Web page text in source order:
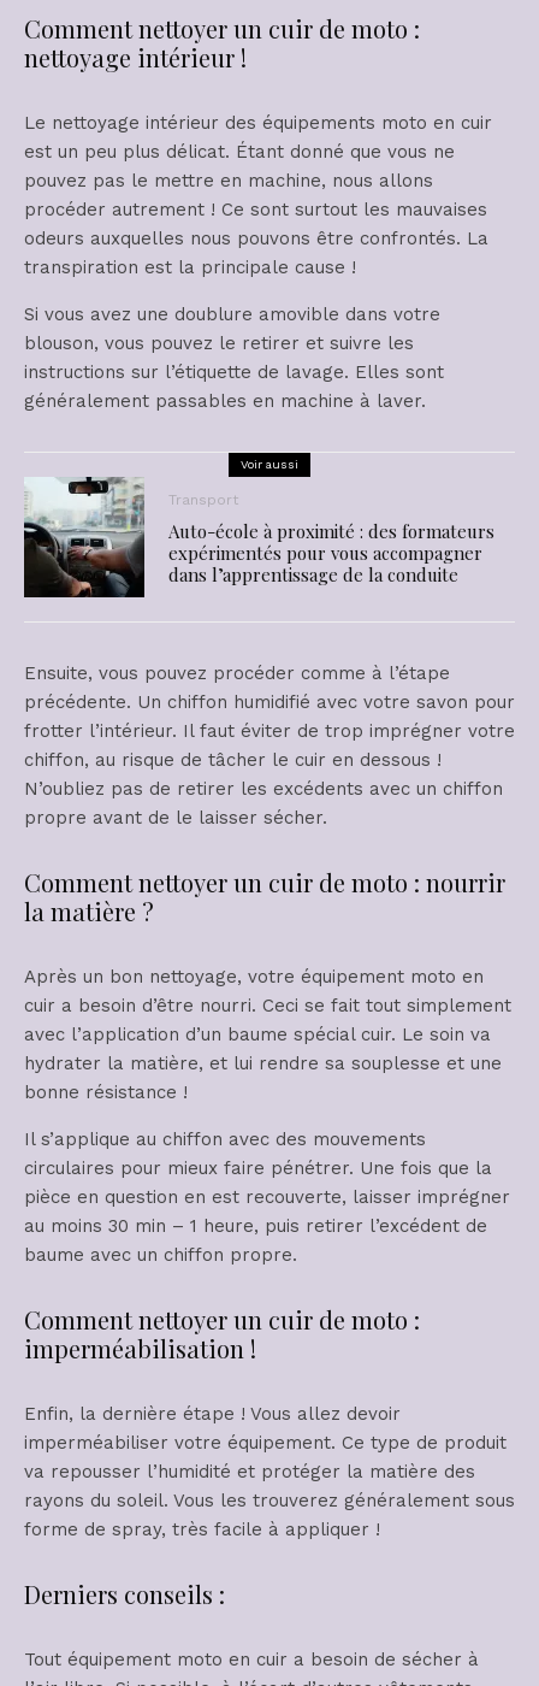
Comment nettoyer un cuir de moto :
nettoyage intérieur !
Le nettoyage intérieur des équipements moto en cuir
est un peu plus délicat. Étant donné que vous ne
pouvez pas le mettre en machine, nous allons
procéder autrement ! Ce sont surtout les mauvaises
odeurs auxquelles nous pouvons être confrontés. La
transpiration est la principale cause !
Si vous avez une doublure amovible dans votre
blouson, vous pouvez le retirer et suivre les
instructions sur l’étiquette de lavage. Elles sont
généralement passables en machine à laver.
Voir aussi
Transport
Auto-école à proximité : des formateurs
expérimentés pour vous accompagner
dans l’apprentissage de la conduite
Ensuite, vous pouvez procéder comme à l’étape
précédente. Un chiffon humidifié avec votre savon pour
frotter l’intérieur. Il faut éviter de trop imprégner votre
chiffon, au risque de tâcher le cuir en dessous !
N’oubliez pas de retirer les excédents avec un chiffon
propre avant de le laisser sécher.
Comment nettoyer un cuir de moto : nourrir
la matière ?
Après un bon nettoyage, votre équipement moto en
cuir a besoin d’être nourri. Ceci se fait tout simplement
avec l’application d’un baume spécial cuir. Le soin va
hydrater la matière, et lui rendre sa souplesse et une
bonne résistance !
Il s’applique au chiffon avec des mouvements
circulaires pour mieux faire pénétrer. Une fois que la
pièce en question en est recouverte, laisser imprégner
au moins 30 min – 1 heure, puis retirer l’excédent de
baume avec un chiffon propre.
Comment nettoyer un cuir de moto :
imperméabilisation !
Enfin, la dernière étape ! Vous allez devoir
imperméabiliser votre équipement. Ce type de produit
va repousser l’humidité et protéger la matière des
rayons du soleil. Vous les trouverez généralement sous
forme de spray, très facile à appliquer !
Derniers conseils :
Tout équipement moto en cuir a besoin de sécher à